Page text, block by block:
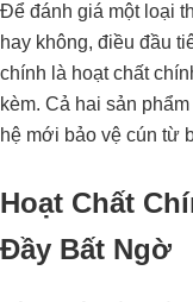
Để đánh giá một loại
hay không, điều đầu
chính là hoạt chất
kèm. Cả hai sản
hệ mới bảo vệ cún từ
Hoạt Chất
Đầy Bất Ngờ